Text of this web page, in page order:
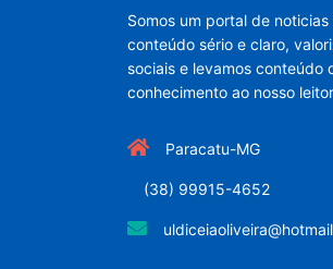
Somos um portal de
conteúdo sério e claro,
sociais e levamos conteúdo
conhecimento ao nosso
Paracatu-MG
(38) 99915-4652